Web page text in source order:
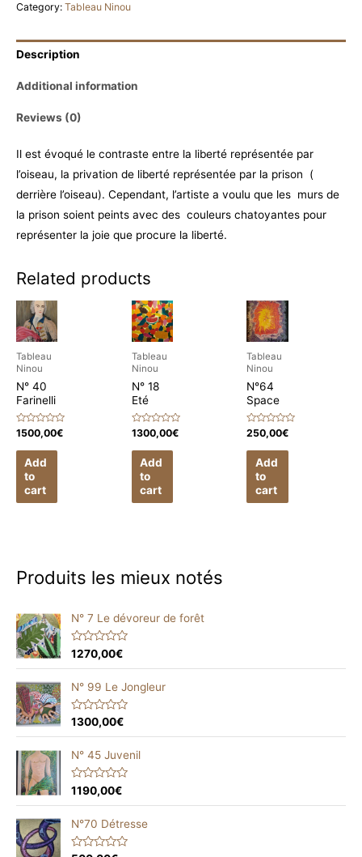
joie
liberté
Category: Tableau Ninou
Description
Additional information
Reviews (0)
Il est évoqué le contraste entre la liberté représentée par
l’oiseau, la privation de liberté représentée par la prison (
derrière l’oiseau). Cependant, l’artiste a voulu que les murs de
la prison soient peints avec des couleurs chatoyantes pour
représenter la joie que procure la liberté.
Related products
Tableau
Ninou
N° 40
Farinelli
Rated
out
1500,00€
Add
to
cart
Tableau
Ninou
N° 18
Eté
Rated
out
1300,00€
Add
to
cart
Tableau
Ninou
N°64
Space
Rated
out
250,00€
Add
to
cart
Produits les mieux notés
N° 7 Le dévoreur de forêt
R
t
e
d
0
u
t
f
5
1270,00€
N° 99 Le Jongleur
R
e
d
0
u
t
f
5
1300,00€
N° 45 Juvenil
R
t
e
d
0
1190,00€
N°70 Détresse